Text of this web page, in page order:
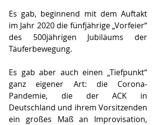
Es gab, beginnend mit dem Auftakt
im Jahr 2020 die fünfjährige „Vorfeier“
des 500jährigen Jubiläums der
Täuferbewegung.
Es gab aber auch einen „Tiefpunkt“
ganz eigener Art: die Corona-
Pandemie, die der ACK in
Deutschland und ihrem Vorsitzenden
ein großes Maß an Improvisation,